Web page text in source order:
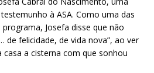
à ASA. Como uma das
Josefa disse que não
de felicidade, de vida nova”, ao ver
a cisterna com que sonhou